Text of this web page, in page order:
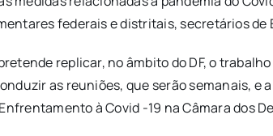
federais e distritais, secretários de
replicar, no âmbito do DF, o
as reuniões, que serão semanais,
à Covid -19 na Câmara dos